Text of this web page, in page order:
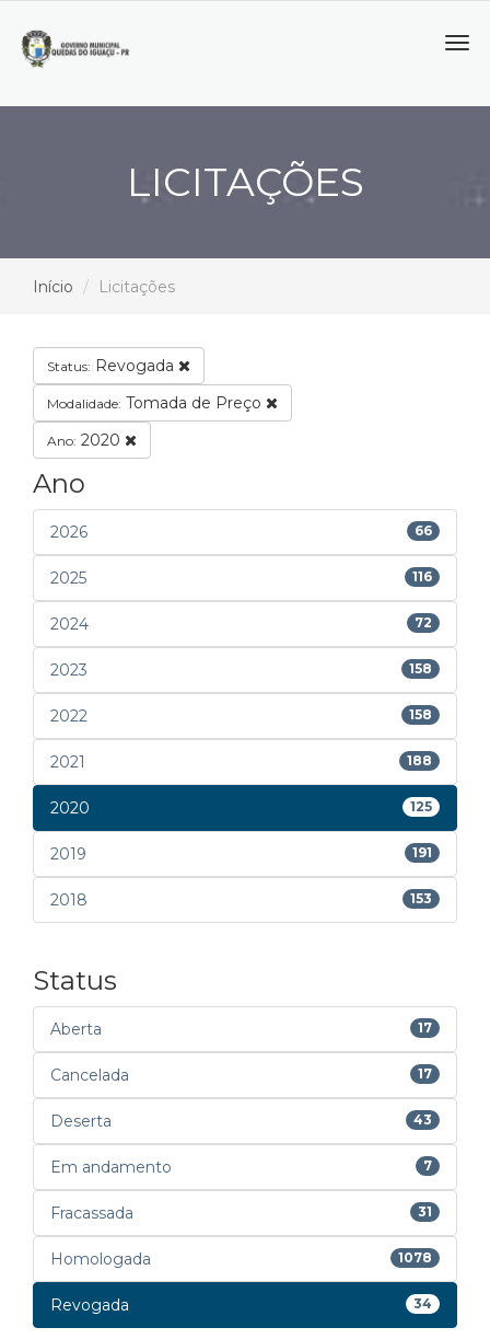
LICITAÇÕES
Início Licitações
Status: Revogada
Modalidade: Tomada de Preço
Ano: 2020
Ano
2026 66
2025 116
2024 72
2023 158
2022 158
2021 188
2020 125
2019 191
2018 153
Status
Aberta 17
Cancelada 17
Deserta 43
Em andamento 7
Fracassada 31
Homologada 1078
Revogada 34